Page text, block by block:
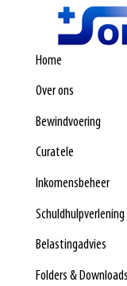
Home
Over ons
Bewindvoering
Curatele
Inkomensbeheer
Schuldhulpverlening
Belastingadvies
Folders & Downloads